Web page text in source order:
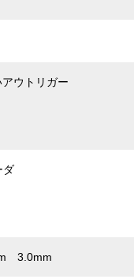
ウトリガー
3.0mm